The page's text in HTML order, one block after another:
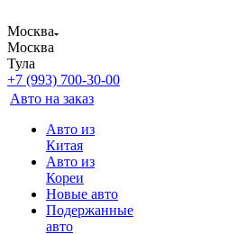
Москва
Москва
Тула
+7 (993) 700-30-00
Авто на заказ
Авто из
Китая
Авто из
Кореи
Новые авто
Подержанные
авто